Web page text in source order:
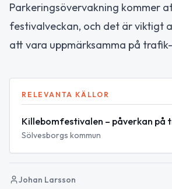
Parkeringsövervakning kommer
festivalveckan, och det är viktigt
att vara uppmärksamma på
RELEVANTA KÄLLOR
Killebomfestivalen – påverkan på
Sölvesborgs kommun
Johan Larsson